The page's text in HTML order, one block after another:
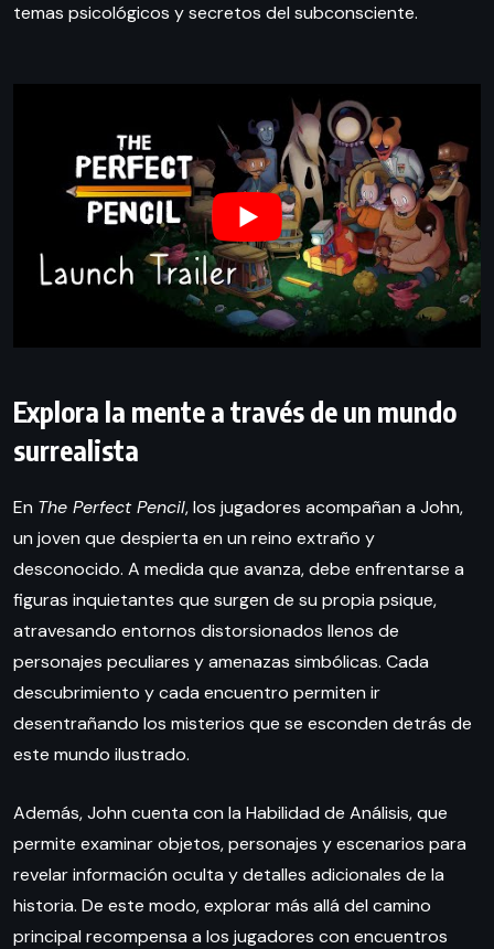
temas psicológicos y secretos del subconsciente.
Explora la mente a través de un mundo
surrealista
En The Perfect Pencil, los jugadores acompañan a John,
un joven que despierta en un reino extraño y
desconocido. A medida que avanza, debe enfrentarse a
figuras inquietantes que surgen de su propia psique,
atravesando entornos distorsionados llenos de
personajes peculiares y amenazas simbólicas. Cada
descubrimiento y cada encuentro permiten ir
desentrañando los misterios que se esconden detrás de
este mundo ilustrado.
Además, John cuenta con la Habilidad de Análisis, que
permite examinar objetos, personajes y escenarios para
revelar información oculta y detalles adicionales de la
historia. De este modo, explorar más allá del camino
principal recompensa a los jugadores con encuentros